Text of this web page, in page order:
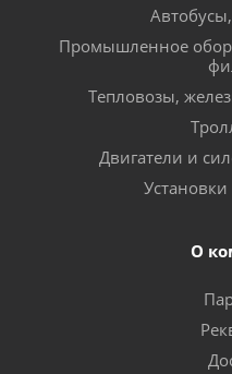
Промышленное
Тепловозы,
Двигатели и
О